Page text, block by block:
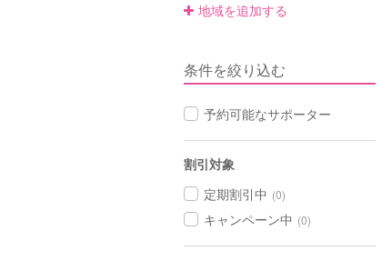
地域を追加する
条件を絞り込む
予約可能なサポーター
割引対象
定期割引中 (0)
キャンペーン中 (0)